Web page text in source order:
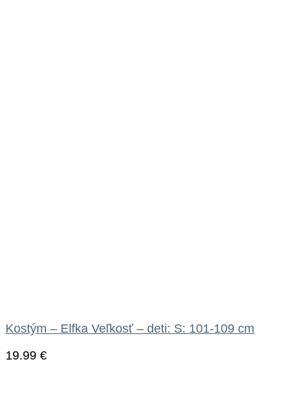
Kostým – Elfka Veľkosť – deti: S: 101-109 cm
19.99 €